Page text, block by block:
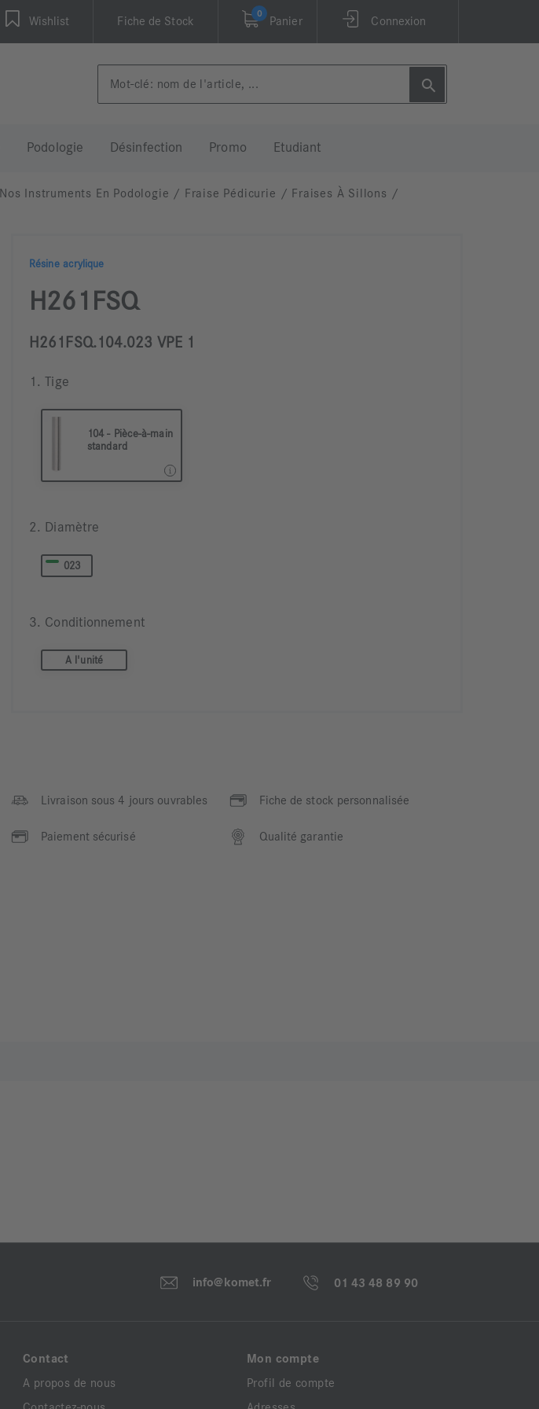
Wishlist Fiche de Stock
0
Panier Connexion
Podologie Désinfection Promo Etudiant
Nos Instruments En Podologie / Fraise Pédicurie / Fraises À Sillons
/
Résine acrylique
H261FSQ
H261FSQ.104.023 VPE 1
1. Tige
104 - Pièce-à-main
standard
2. Diamètre
023
3. Conditionnement
A l'unité
Livraison sous 4 jours ouvrables Fiche de stock personnalisée
Paiement sécurisé Qualité garantie
info@komet.fr 01 43 48 89 90
Contact
A propos de nous
Mon compte
Profil de compte